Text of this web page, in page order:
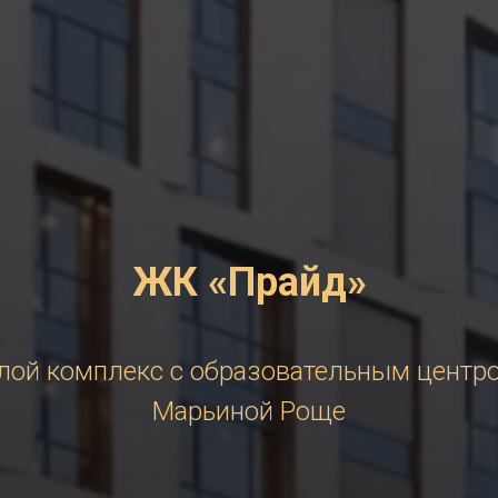
ЖК «Прайд»
комплекс с образовательным
Марьиной Роще